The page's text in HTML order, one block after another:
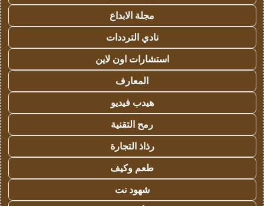
مجلة الابداع
نادي الترددات
استشارات اون لاين
المعارف
هيدب فيديو
رمح التقنية
رذاذ التجارة
طعم وكيف
شهود نت